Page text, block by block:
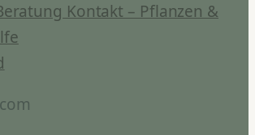
Kontakt – Pflanzen &